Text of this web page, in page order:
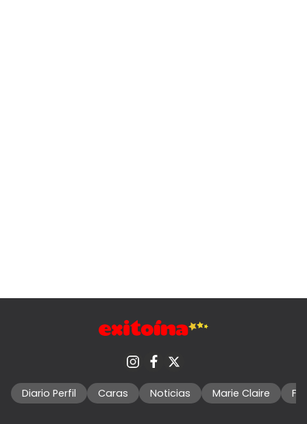
Diario Perfil Caras Noticias Marie Claire